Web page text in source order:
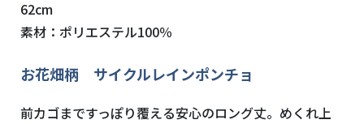
62cm
素材：ポリエステル100％
お花畑柄 サイクルレインポンチョ
前カゴまですっぽり覆える安心のロング丈。めくれ上